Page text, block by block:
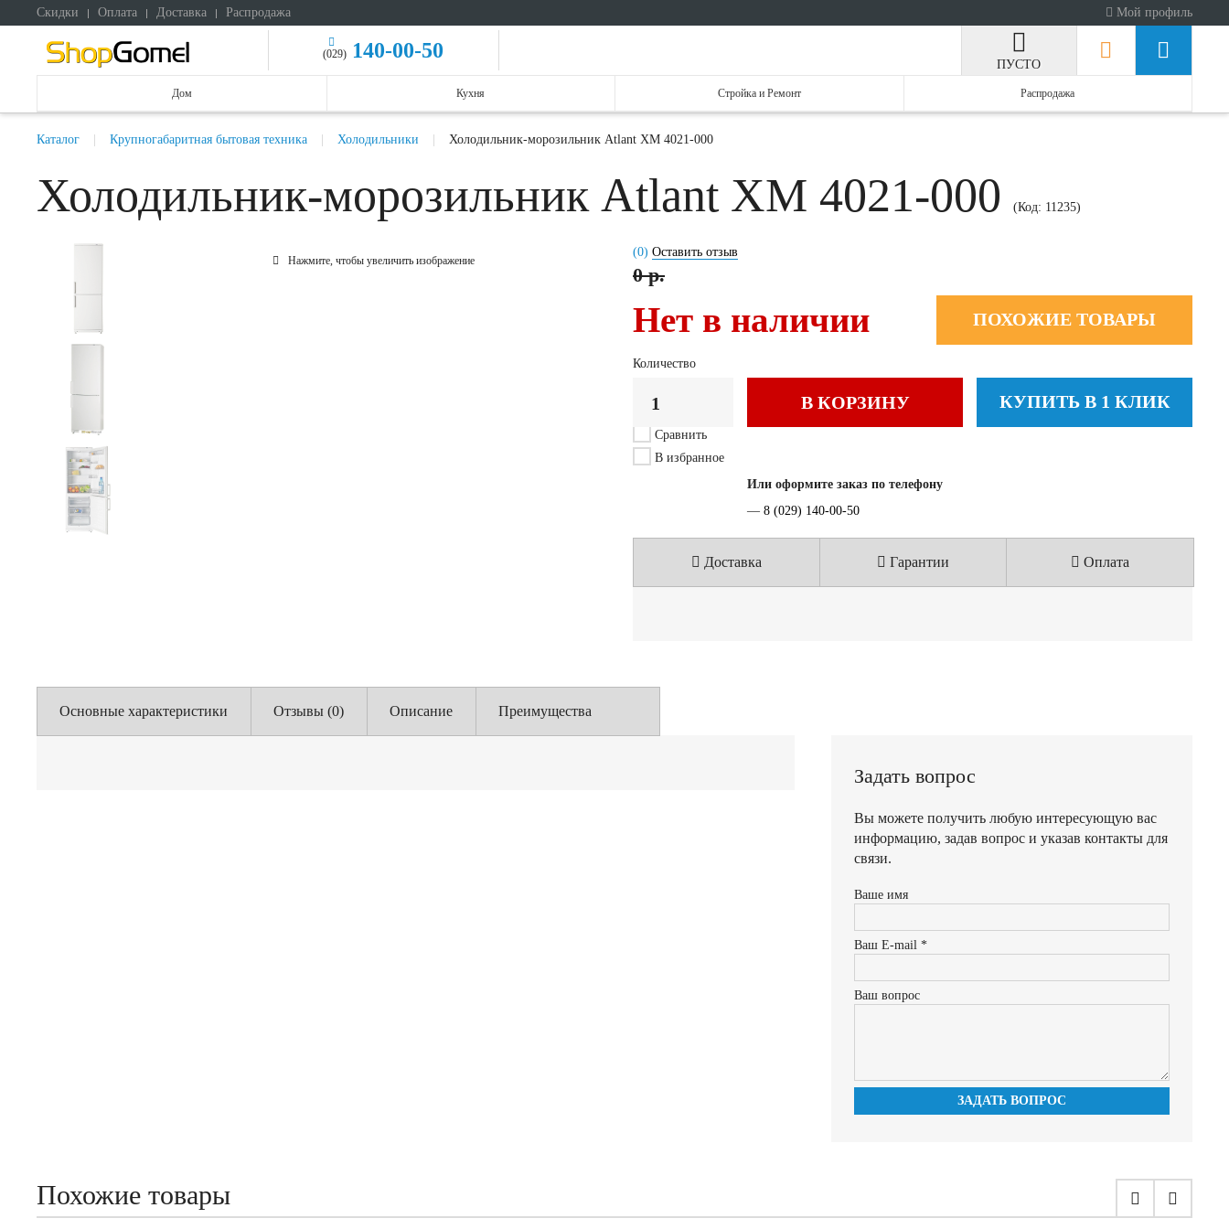
Скидки Оплата Доставка Распродажа Мой профиль
(029) 140-00-50
ПУСТО
Дом Кухня Стройка и Ремонт Распродажа
Каталог Крупногабаритная бытовая техника Холодильники Холодильник-морозильник Atlant ХМ 4021-000
Холодильник-морозильник Atlant ХМ 4021-000 (Код: 11235)
Нажмите, чтобы увеличить изображение
(0) Оставить отзыв
0 р.
Нет в наличии ПОХОЖИЕ ТОВАРЫ
Количество
В КОРЗИНУ КУПИТЬ В 1 КЛИК
Сравнить
В избранное
Или оформите заказ по телефону
— 8 (029) 140-00-50
Доставка Гарантии Оплата
Основные характеристики Отзывы (0) Описание Преимущества
Задать вопрос
Вы можете получить любую интересующую вас
информацию, задав вопрос и указав контакты для
связи.
Ваше имя
Ваш E-mail *
Ваш вопрос
ЗАДАТЬ ВОПРОС
Похожие товары